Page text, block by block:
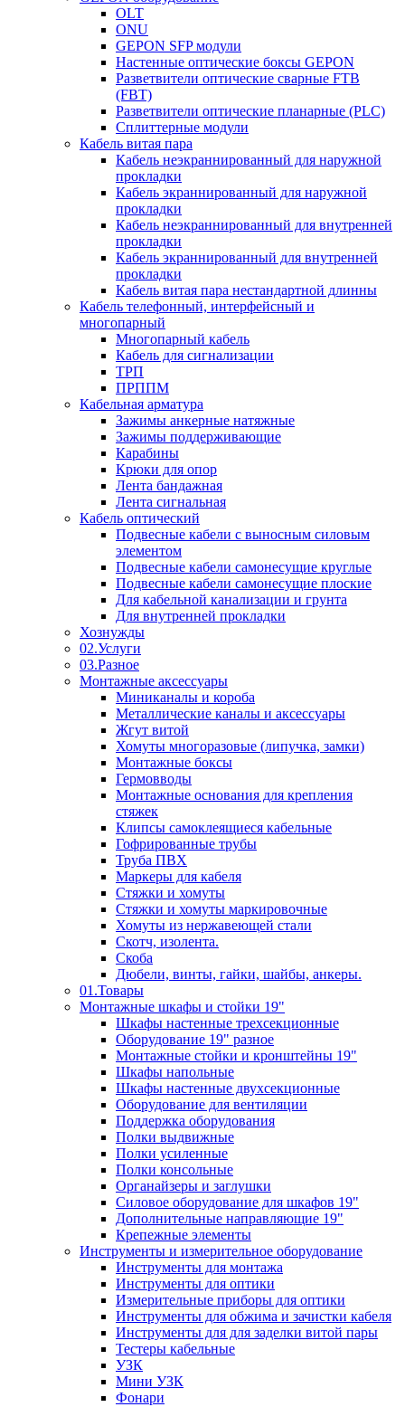
OLT
ONU
GEPON SFP модули
Настенные оптические боксы GEPON
Разветвители оптические сварные FTB
(FBT)
Разветвители оптические планарные (PLC)
Сплиттерные модули
Кабель витая пара
Кабель неэкраннированный для наружной
прокладки
Кабель экраннированный для наружной
прокладки
Кабель неэкраннированный для внутренней
прокладки
Кабель экраннированный для внутренней
прокладки
Кабель витая пара нестандартной длинны
Кабель телефонный, интерфейсный и
многопарный
Многопарный кабель
Кабель для сигнализации
ТРП
ПРППМ
Кабельная арматура
Зажимы анкерные натяжные
Зажимы поддерживающие
Карабины
Крюки для опор
Лента бандажная
Лента сигнальная
Кабель оптический
Подвесные кабели с выносным силовым
элементом
Подвесные кабели самонесущие круглые
Подвесные кабели самонесущие плоские
Для кабельной канализации и грунта
Для внутренней прокладки
Хознужды
02.Услуги
03.Разное
Монтажные аксессуары
Миниканалы и короба
Металлические каналы и аксессуары
Жгут витой
Хомуты многоразовые (липучка, замки)
Монтажные боксы
Гермовводы
Монтажные основания для крепления
стяжек
Клипсы самоклеящиеся кабельные
Гофрированные трубы
Труба ПВХ
Маркеры для кабеля
Стяжки и хомуты
Стяжки и хомуты маркировочные
Хомуты из нержавеющей стали
Скотч, изолента.
Скоба
Дюбели, винты, гайки, шайбы, анкеры.
01.Товары
Монтажные шкафы и стойки 19"
Шкафы настенные трехсекционные
Оборудование 19" разное
Монтажные стойки и кронштейны 19"
Шкафы напольные
Шкафы настенные двухсекционные
Оборудование для вентиляции
Поддержка оборудования
Полки выдвижные
Полки усиленные
Полки консольные
Органайзеры и заглушки
Силовое оборудование для шкафов 19"
Дополнительные направляющие 19"
Крепежные элементы
Инструменты и измерительное оборудование
Инструменты для монтажа
Инструменты для оптики
Измерительные приборы для оптики
Инструменты для обжима и зачистки кабеля
Инструменты для для заделки витой пары
Тестеры кабельные
УЗК
Мини УЗК
Фонари